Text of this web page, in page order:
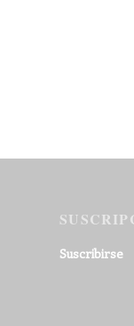
Suscribirse